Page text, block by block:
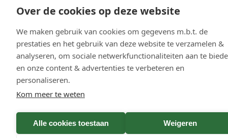
Over de cookies op deze website
We maken gebruik van cookies om gegevens m.b.t. de
prestaties en het gebruik van deze website te verzamelen &
analyseren, om sociale netwerkfunctionaliteiten aan te
en onze content & advertenties te verbeteren en
personaliseren.
Kom meer te weten
Alle cookies toestaan Weigeren
– Confirmation en
100%
Vérifier
mais il est possible que l'on essaie de vous en